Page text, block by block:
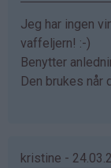
Jeg har ingen
vaffeljern! :-)
Benytter
Den brukes når
kristine -